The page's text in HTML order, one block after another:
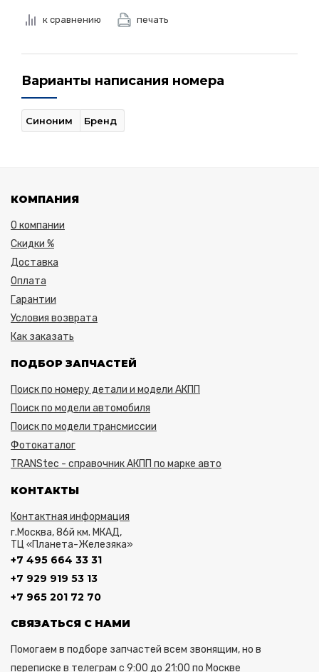
к сравнению печать
Варианты написания номера
Синоним Бренд
КОМПАНИЯ
О компании
Скидки %
Доставка
Оплата
Гарантии
Условия возврата
Как заказать
ПОДБОР ЗАПЧАСТЕЙ
Поиск по номеру детали и модели АКПП
Поиск по модели автомобиля
Поиск по модели трансмиссии
Фотокаталог
TRANStec - справочник АКПП по марке авто
КОНТАКТЫ
Контактная информация
г.Москва, 86й км. МКАД,
ТЦ «Планета-Железяка»
+7 495 664 33 31
+7 929 919 53 13
+7 965 201 72 70
СВЯЗАТЬСЯ С НАМИ
Помогаем в подборе запчастей всем звонящим, но в
переписке в телеграм с 9:00 до 21:00 по Москве